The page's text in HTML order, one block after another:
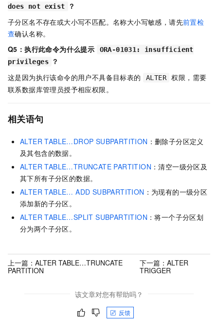
does not exist
？
子分区名不存在或大小写不匹配。名称大小写敏感，请先前置检
查确认名称。
Q5：执行此命令为什么提示
ORA-01031: insufficient
privileges ？
这是因为执行该命令的用户不具备目标表的
ALTER
权限，需要
联系数据库管理员授予相应权限。
相关语句
ALTER TABLE…DROP SUBPARTITION ：删除子分区定义
及其包含的数据。
ALTER TABLE…TRUNCATE PARTITION ：清空一级分区及
其下所有子分区的数据。
ALTER TABLE… ADD SUBPARTITION ：为现有的一级分区
添加新的子分区。
ALTER TABLE…SPLIT SUBPARTITION ：将一个子分区划
分为两个子分区。
上一篇： ALTER TABLE…TRUNCATE
PARTITION
下一篇： ALTER
TRIGGER
该文章对您有帮助吗？
反馈